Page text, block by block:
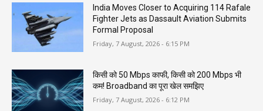
India Moves Closer to Acquiring 114 Rafale
Fighter Jets as Dassault Aviation Submits
Formal Proposal
Friday, 7 August, 2026 - 6:15 PM
किसी को 50 Mbps काफी, किसी को 200 Mbps भी
कम! Broadband का पूरा खेल समझिए
Friday, 7 August, 2026 - 6:12 PM